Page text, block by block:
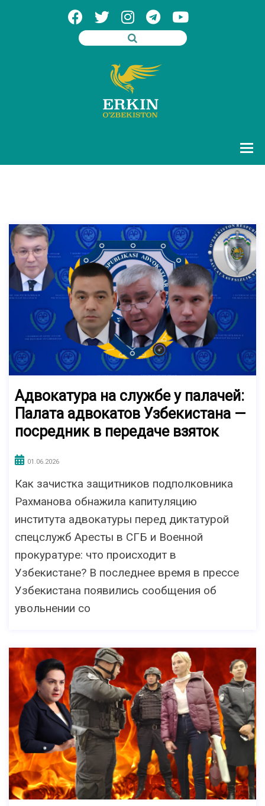
Адвокатура на службе у палачей:
Палата адвокатов Узбекистана —
посредник в передаче взяток
01.06.2026
Как зачистка защитников подполковника
Рахманова обнажила капитуляцию
института адвокатуры перед диктатурой
спецслужб Аресты в СГБ и Военной
прокуратуре: что происходит в
Узбекистане? В последнее время в прессе
Узбекистана появились сообщения об
увольнении со